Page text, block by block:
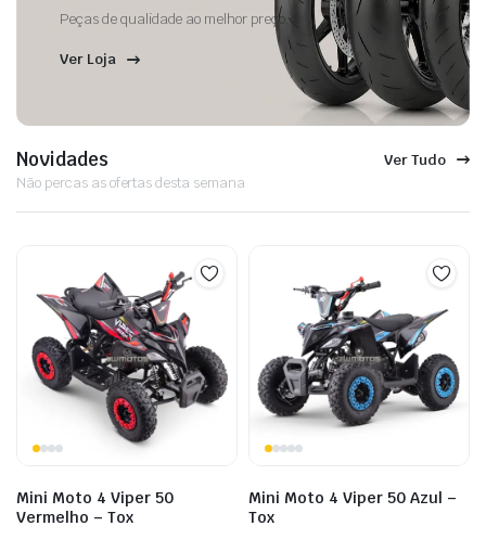
Peças de qualidade ao melhor preço.
Ver Loja
Novidades
Não percas as ofertas desta semana
Ver Tudo
Mini Moto 4 Viper 50
Vermelho – Tox
Mini Moto 4 Viper 50 Azul –
Tox